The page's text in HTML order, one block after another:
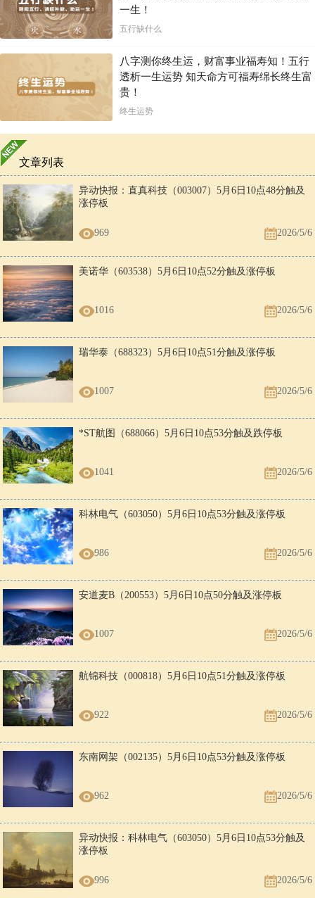
一生！
五行缺什么
八字测你终生运，财富事业福寿知！五行
透析一生运势 知天命方可福寿绵长终生富
贵！
终生运势
文章列表
异动快报：直真科技（003007）5月6日10点48分触及
涨停板
969 2026/5/6
美诺华（603538）5月6日10点52分触及涨停板
1016 2026/5/6
瑞华泰（688323）5月6日10点51分触及涨停板
1007 2026/5/6
*ST航图（688066）5月6日10点53分触及跌停板
1041 2026/5/6
科林电气（603050）5月6日10点53分触及涨停板
986 2026/5/6
安道麦B（200553）5月6日10点50分触及涨停板
1007 2026/5/6
航锦科技（000818）5月6日10点51分触及涨停板
922 2026/5/6
东南网架（002135）5月6日10点53分触及涨停板
962 2026/5/6
异动快报：科林电气（603050）5月6日10点53分触及
涨停板
996 2026/5/6